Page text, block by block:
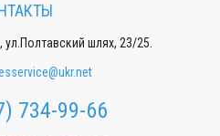
шлях, 23/25.
734-99-66